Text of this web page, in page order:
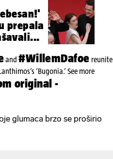
prepala
and#WillemDafoe reunite
‘Bugonia.’ See more
original -
glumaca brzo se proširio